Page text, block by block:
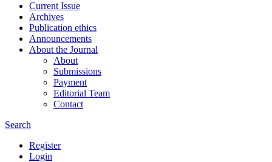
Current Issue
Archives
Publication ethics
Announcements
About the Journal
About
Submissions
Payment
Editorial Team
Contact
Search
Register
Login